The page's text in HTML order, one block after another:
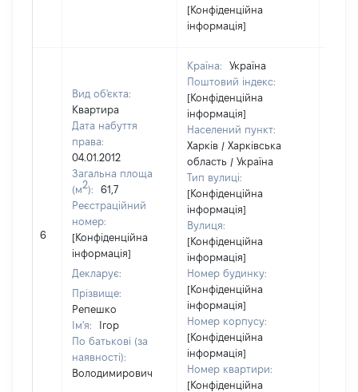
[Конфіденційна
інформація]
6
Вид об'єкта:
Квартира
Дата набуття
права:
04.01.2012
Загальна площа
(м2):
61,7
Реєстраційний
номер:
[Конфіденційна
інформація]
Декларує:
Прізвище:
Репешко
Ім'я:
Ігор
По батькові (за
наявності):
Володимирович
Країна:
Україна
Поштовий індекс:
[Конфіденційна
інформація]
Населений пункт:
Харків / Харківська
область / Україна
Тип вулиці:
[Конфіденційна
інформація]
Вулиця:
[Конфіденційна
інформація]
Номер будинку:
[Конфіденційна
інформація]
Номер корпусу:
[Конфіденційна
інформація]
Номер квартири:
[Конфіденційна